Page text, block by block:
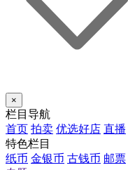
×
栏目导航
首页 拍卖 优选好店 直播
特色栏目
纸币 金银币 古钱币 邮票